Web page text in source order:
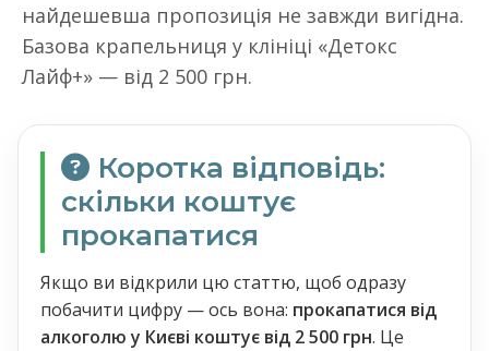
найдешевша пропозиція не завжди вигідна.
Базова крапельниця у клініці «Детокс
Лайф+» — від 2 500 грн.
Коротка відповідь:
скільки коштує
прокапатися
Якщо ви відкрили цю статтю, щоб одразу
побачити цифру — ось вона: прокапатися від
алкоголю у Києві коштує від 2 500 грн. Це